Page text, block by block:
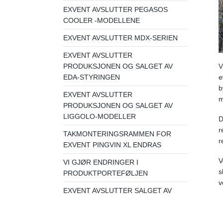
EXVENT AVSLUTTER PEGASOS
COOLER -MODELLENE
EXVENT AVSLUTTER MDX-SERIEN
EXVENT AVSLUTTER
PRODUKSJONEN OG SALGET AV
EDA-STYRINGEN
EXVENT AVSLUTTER
PRODUKSJONEN OG SALGET AV
LIGGOLO-MODELLER
TAKMONTERINGSRAMMEN FOR
EXVENT PINGVIN XL ENDRAS
VI GJØR ENDRINGER I
PRODUKTPORTEFØLJEN
EXVENT AVSLUTTER SALGET AV